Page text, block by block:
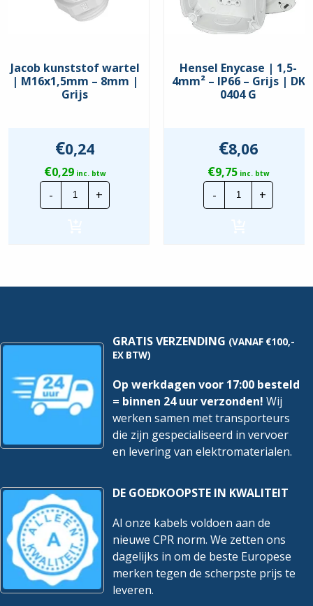
Jacob kunststof wartel
| M16x1,5mm – 8mm |
Grijs
€0,24
€0,29inc. btw
-
Jacob
kunststof
wartel
hoeveelheid
+
Hensel Enycase | 1,5-
4mm² – IP66 – Grijs | DK
0404 G
€8,06
€9,75inc. btw
-
Hensel
Enycase
|
|
+
GRATIS VERZENDING (VANAF €100,-
EX BTW)
Op werkdagen voor 17:00 besteld
= binnen 24 uur verzonden! Wij
werken samen met transporteurs
die zijn gespecialiseerd in vervoer
en levering van elektromaterialen.
DE GOEDKOOPSTE IN KWALITEIT
Al onze kabels voldoen aan de
nieuwe CPR norm. We zetten ons
dagelijks in om de beste Europese
merken tegen de scherpste prijs te
leveren.